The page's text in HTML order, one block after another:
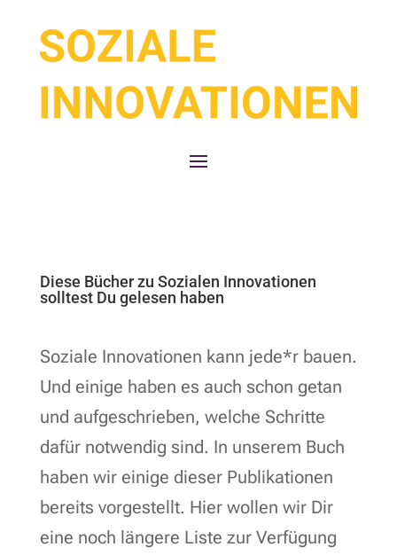
Diese Bücher zu Sozialen Innovationen
solltest Du gelesen haben
Soziale Innovationen kann jede*r bauen.
Und einige haben es auch schon getan
und aufgeschrieben, welche Schritte
dafür notwendig sind. In unserem Buch
haben wir einige dieser Publikationen
bereits vorgestellt. Hier wollen wir Dir
eine noch längere Liste zur Verfügung